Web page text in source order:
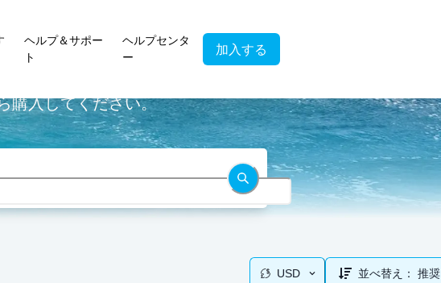
ヘルプ＆サポー
ト
ヘルプセンタ
ー
加入する
購入してください。
USD 並べ替え： 推奨